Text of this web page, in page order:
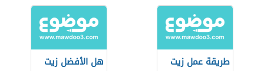
طريقة عمل زيت
هل الأفضل زيت